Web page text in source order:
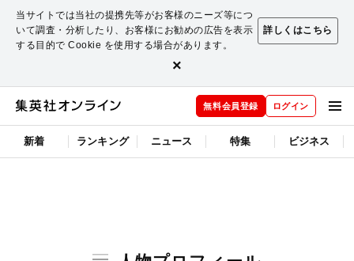
当サイトでは当社の提携先等がお客様のニーズ等につ
いて調査・分析したり、お客様にお勧めの広告を表示
する目的で Cookie を使用する場合があります。
詳しくはこちら
×
無料会員登録 ログイン
新着 ランキング ニュース 特集 ビジネス